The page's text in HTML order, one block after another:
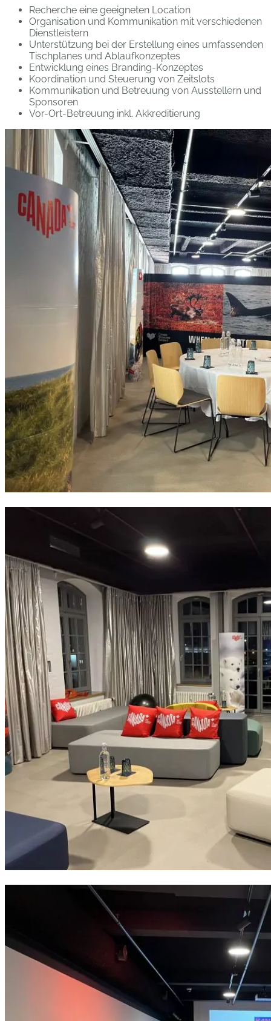
Recherche eine geeigneten Location
Organisation und Kommunikation mit verschiedenen
Dienstleistern
Unterstützung bei der Erstellung eines umfassenden
Tischplanes und Ablaufkonzeptes
Entwicklung eines Branding-Konzeptes
Koordination und Steuerung von Zeitslots
Kommunikation und Betreuung von Ausstellern und
Sponsoren
Vor-Ort-Betreuung inkl. Akkreditierung